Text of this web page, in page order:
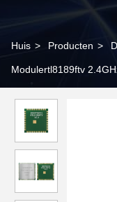
Huis > Producten >
Modulertl8189ftv